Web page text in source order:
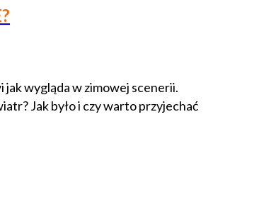
jak wygląda w zimowej scenerii.
Jak było i czy warto przyjechać